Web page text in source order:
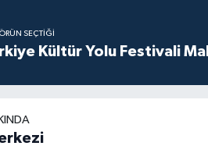
SEÇTIĞI
Kültür Yolu Festivali